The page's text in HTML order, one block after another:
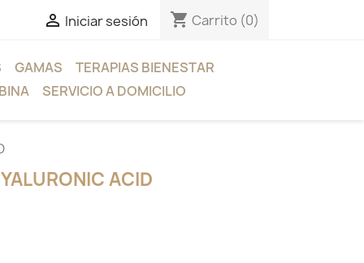
 Iniciar sesión shopping_cart Carrito (0)
GAMAS
TERAPIAS BIENESTAR
SERVICIO A DOMICILIO
ACID